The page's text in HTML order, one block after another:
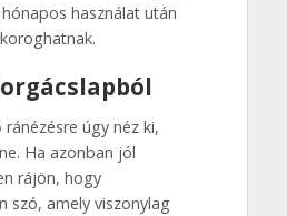
használat után
úgy néz ki,
Ha azonban jól
rájön, hogy
szó, amely viszonylag